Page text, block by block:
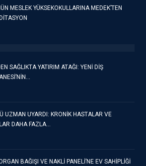
MESLEK YÜKSEKOKULLARINA MEDEK’TEN
SAĞLIKTA YATIRIM ATAĞI: YENİ DİŞ
UZMAN UYARDI: KRONİK HASTALAR VE
DAHA FAZLA…
BAĞIŞI VE NAKLİ PANELİ’NE EV SAHİPLİĞİ